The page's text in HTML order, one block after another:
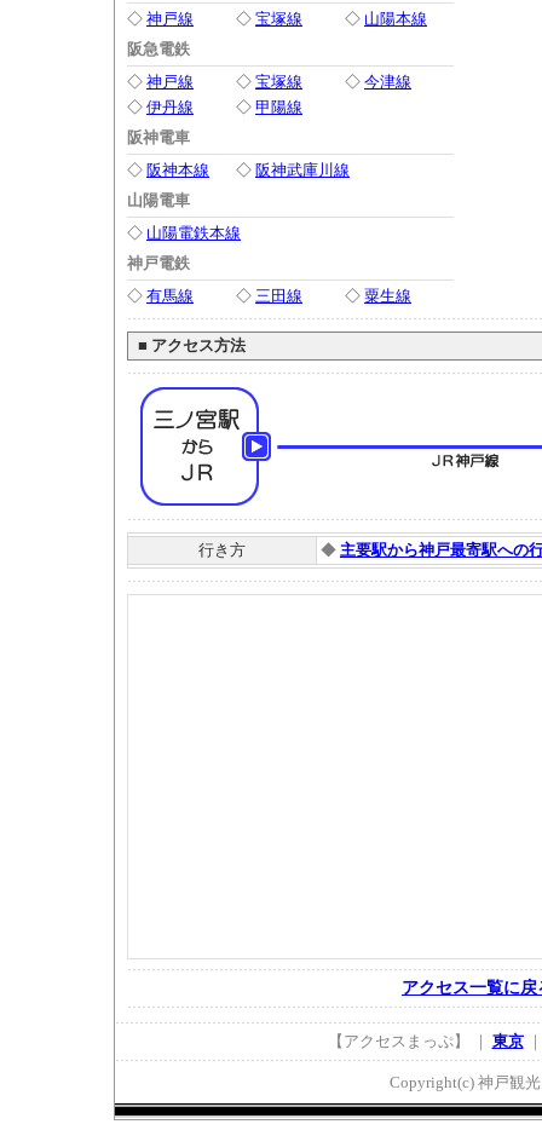
◇ 神戸線 ◇ 宝塚線 ◇ 山陽本線
阪急電鉄
◇ 神戸線 ◇ 宝塚線 ◇ 今津線
◇ 伊丹線 ◇ 甲陽線
阪神電車
◇ 阪神本線 ◇ 阪神武庫川線
山陽電車
◇ 山陽電鉄本線
神戸電鉄
◇ 有馬線 ◇ 三田線 ◇ 粟生線
■ アクセス方法
行き方 ◆ 主要駅から神戸最寄駅への
アクセス一覧に戻
【アクセスまっぷ】 ｜ 東京｜
Copyright(c) 神戸観